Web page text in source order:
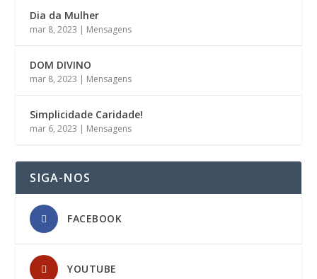
Dia da Mulher
mar 8, 2023 | Mensagens
DOM DIVINO
mar 8, 2023 | Mensagens
Simplicidade Caridade!
mar 6, 2023 | Mensagens
SIGA-NOS
FACEBOOK
YOUTUBE